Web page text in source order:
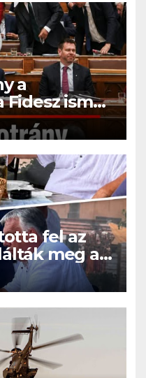
a
Fidesz ismét
fel az
meg az